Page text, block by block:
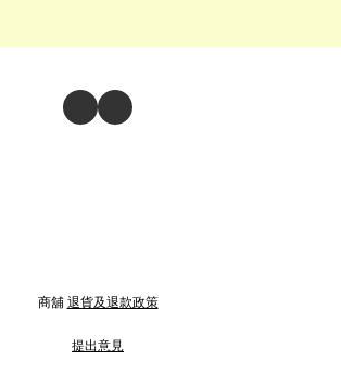
商舖 退貨及退款政策
提出意見